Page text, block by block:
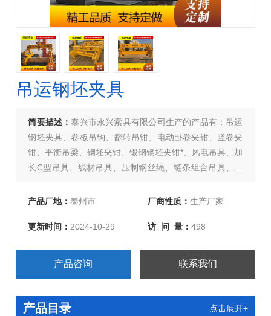
吊运钢坯夹具
简要描述：泰兴市永兴索具有限公司生产的产品有：吊运
钢坯夹具、卷板吊钩、翻转吊钳、电动卧卷夹钳、竖卷夹
钳、平衡吊梁、钢坯夹钳、锻钢钢坯夹钳*、风电吊具、加
长C型吊具、线材吊具、压制钢丝绳、链条组合吊具、引
十类上百个品种。产品被广泛应用于电力、冶金、石油、
产品厂地：泰州市 厂商性质： 生产厂家
更新时间：2024-10-29 访 问 量： 498
产品咨询 联系我们
产品目录 点击展开+